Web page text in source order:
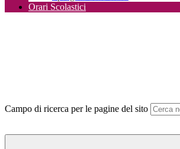
Orari Scolastici
Campo di ricerca per le pagine del sito